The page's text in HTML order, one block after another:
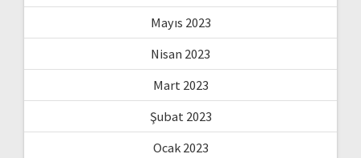
Mayıs 2023
Nisan 2023
Mart 2023
Şubat 2023
Ocak 2023